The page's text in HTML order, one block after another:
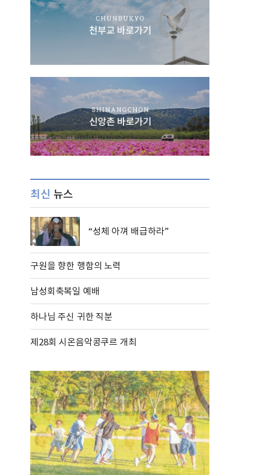
최신 뉴스
“성체 아껴 배급하라”
구원을 향한 행함의 노력
남성회축복일 예배
하나님 주신 귀한 직분
제28회 시온음악콩쿠르 개최